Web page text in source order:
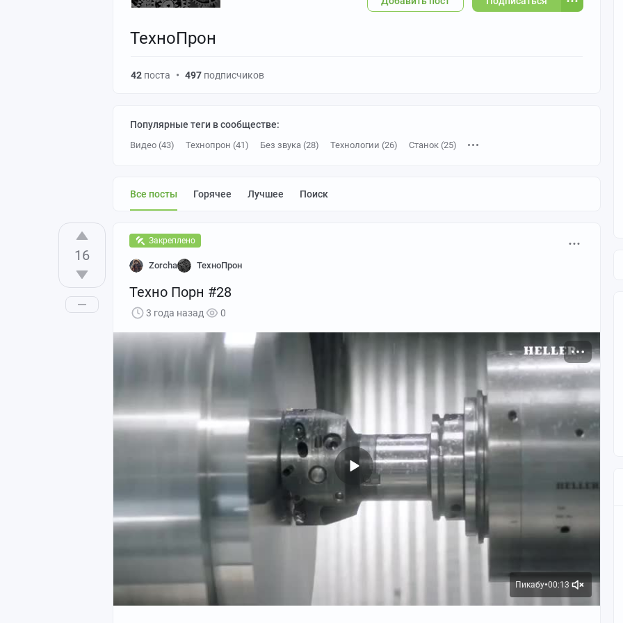
ТехноПрон
42 поста • 497 подписчиков
Популярные теги в сообществе:
Видео (43) Технопрон (41) Без звука (28) Технологии (26) Станок (25)
Лазерная резка (5)
Все посты Горячее Лучшее Поиск
16
Закреплено
Zorcha ТехноПрон
Техно Порн #28
3 года назад 0
Пикабу●00:13